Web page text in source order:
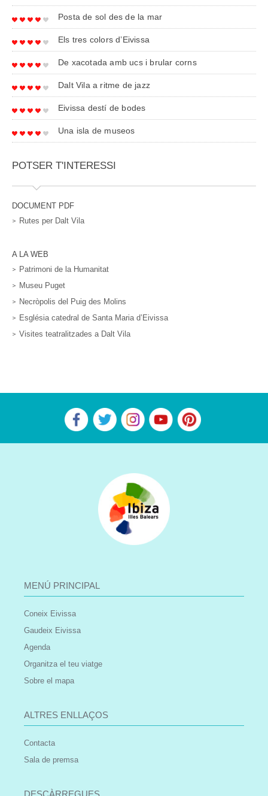
Posta de sol des de la mar
Els tres colors d’Eivissa
De xacotada amb ucs i brular corns
Dalt Vila a ritme de jazz
Eivissa destí de bodes
Una isla de museos
POTSER T'INTERESSI
DOCUMENT PDF
Rutes per Dalt Vila
A LA WEB
Patrimoni de la Humanitat
Museu Puget
Necròpolis del Puig des Molins
Església catedral de Santa Maria d’Eivissa
Visites teatralitzades a Dalt Vila
MENÚ PRINCIPAL
Coneix Eivissa
Gaudeix Eivissa
Agenda
Organitza el teu viatge
Sobre el mapa
ALTRES ENLLAÇOS
Contacta
Sala de premsa